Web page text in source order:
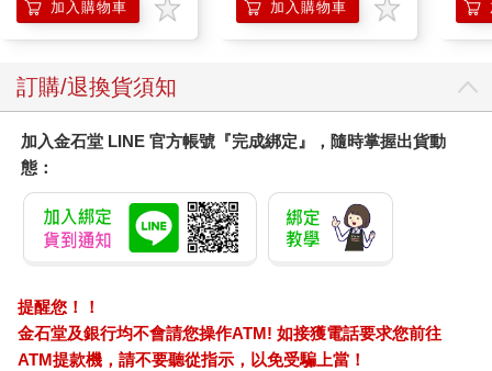
加入購物車 加入購物車
訂購/退換貨須知
加入金石堂 LINE 官方帳號『完成綁定』，隨時掌握出貨動
態：
提醒您！！
金石堂及銀行均不會請您操作ATM! 如接獲電話要求您前往
ATM提款機，請不要聽從指示，以免受騙上當！